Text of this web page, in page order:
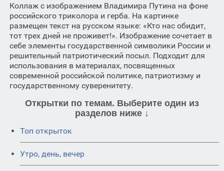
Коллаж с изображением Владимира Путина на фоне
российского триколора и герба. На картинке
размещен текст на русском языке: «Кто нас обидит,
тот трех дней не проживет!». Изображение сочетает в
себе элементы государственной символики России и
решительный патриотический посыл. Подходит для
использования в материалах, посвященных
современной российской политике, патриотизму и
государственному суверенитету.
Открытки по темам. Выберите один из
разделов ниже ↓
Топ открыток
Утро, день, вечер